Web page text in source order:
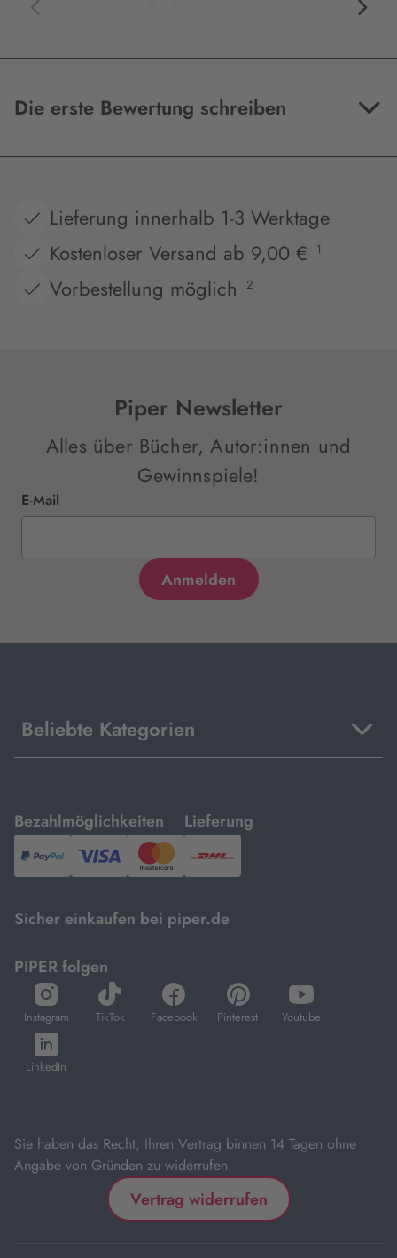
Die erste Bewertung schreiben
Lieferung innerhalb 1-3 Werktage
Kostenloser Versand ab 9,00 €
1
Vorbestellung möglich 2
Piper Newsletter
Alles über Bücher, Autor:innen und
Gewinnspiele!
E-Mail
Beliebte Kategorien
Bezahlmöglichkeiten
mit
PayPal,Visa
und
Lieferung
mit
DHL.
Sicher einkaufen bei piper.de
PIPER folgen
Instagram
öffnet
in
neuem
Tab
TikTok
öffnet
in
Facebook
öffnet
in
Pinterest
öffnet
in
Youtube
öffnet
in
LinkedIn
öffnet
in
Sie haben das Recht, Ihren Vertrag binnen 14 Tagen ohne
Angabe von Gründen zu widerrufen.
Vertrag widerrufen